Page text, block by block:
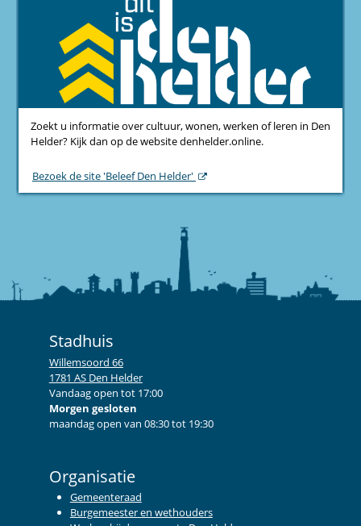
Zoekt u informatie over cultuur, wonen, werken of leren in Den
Helder? Kijk dan op de website denhelder.online.
Bezoek de site 'Beleef Den Helder'
Stadhuis
Willemsoord 66
1781 AS Den Helder
Vandaag open tot 17:00
Morgen gesloten
maandag open van 08:30 tot 19:30
Organisatie
Gemeenteraad
Burgemeester en wethouders